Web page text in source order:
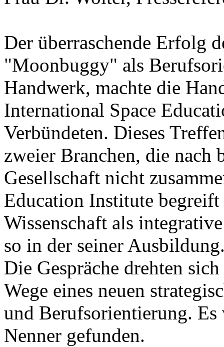
Der überraschende Erfolg
"Moonbuggy" als
Handwerk, machte die
International Space
Verbündeten. Dieses
zweier Branchen, die nach
Gesellschaft nicht
Education Institute
Wissenschaft als
so in der seiner
Die Gespräche drehten
Wege eines neuen
und Berufsorientierung. Es
Nenner gefunden.